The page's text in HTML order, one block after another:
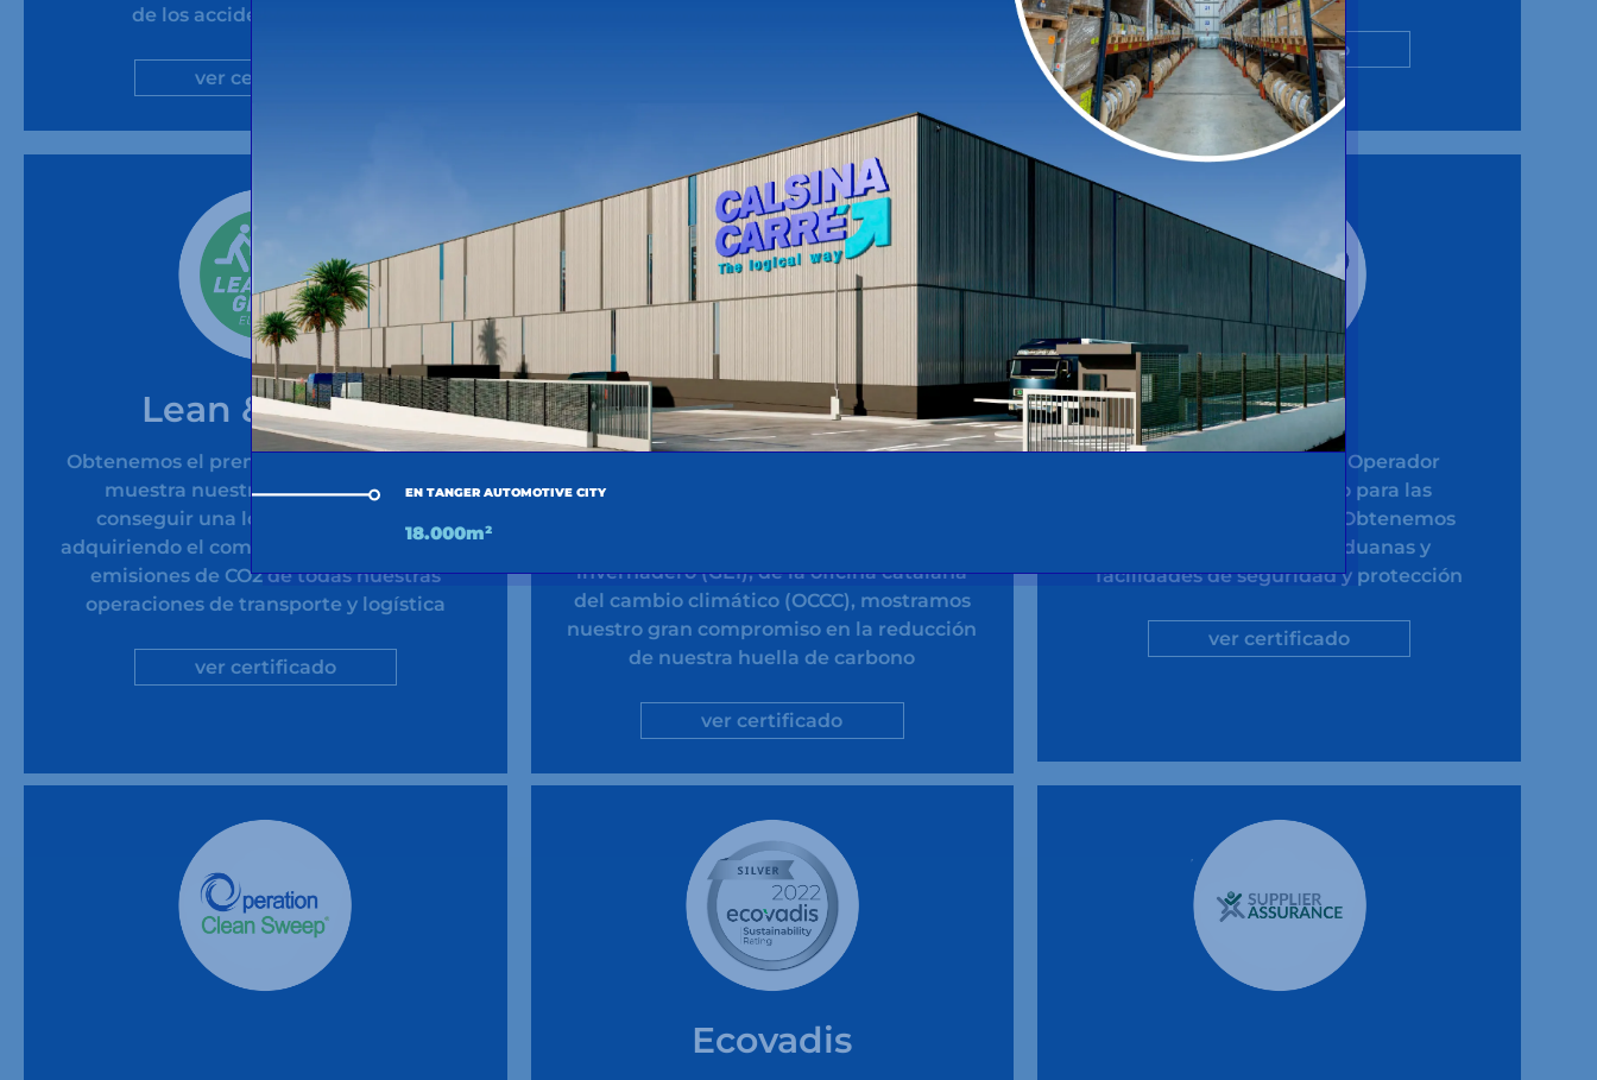
de los accidentes de tráfico
ver certificado
ver certificado
Lean & Green
Obtenemos el premio Lean & Green, que
muestra nuestro compromiso en
conseguir una logística sostenible,
adquiriendo el compromiso de reducir las
emisiones de CO2 de todas nuestras
operaciones de transporte y logística
ver certificado
Compromiso
Voluntario
invernadero (GEI), de la oficina catalana
del cambio climático (OCCC), mostramos
nuestro gran compromiso en la reducción
de nuestra huella de carbono
ver certificado
OEA
Certifica que somos un Operador
Económico Autorizado para las
operaciones aduaneras. Obtenemos
ventajas en la UE en aduanas y
facilidades de seguridad y protección
ver certificado
Ecovadis
EN TANGER AUTOMOTIVE CITY
18.000m²